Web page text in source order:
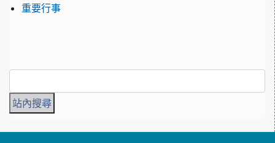
重要行事